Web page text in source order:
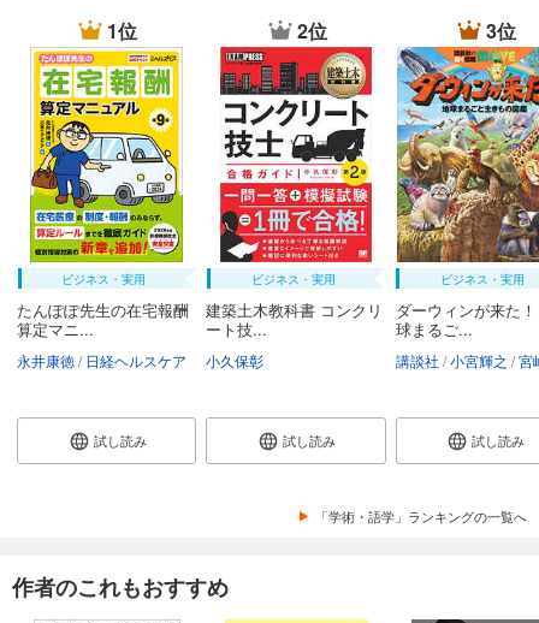
1位
ビジネス・実用
たんぽぽ先生の在宅報酬
算定マニ...
永井康徳 日経ヘルスケア
試し読み
2位
ビジネス・実用
建築土木教科書 コンクリ
ート技...
小久保彰
試し読み
3位
ビジネス・実用
ダーウィンが来た
球まるご...
講談社 小宮輝之 宮崎
試し読み
「学術・語学」ランキングの一覧へ
作者のこれもおすすめ